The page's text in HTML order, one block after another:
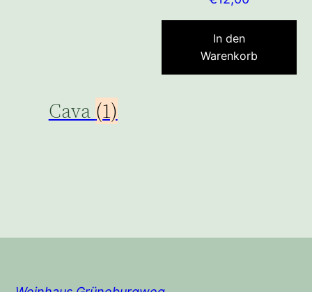
Cava (1)
In den
Warenkorb